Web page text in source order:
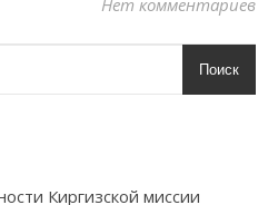
Нет комментариев
Поиск
Киргизской миссии